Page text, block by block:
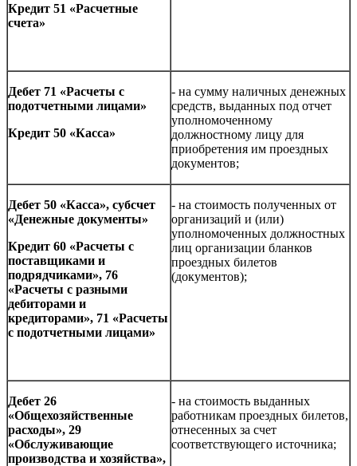
Кредит 51 «Расчетные
счета»
Дебет 71 «Расчеты с
подотчетными лицами»
Кредит 50 «Касса»
- на сумму наличных денежных
средств, выданных под отчет
уполномоченному
должностному лицу для
приобретения им проездных
документов;
Дебет 50 «Касса», субсчет
«Денежные документы»
Кредит 60 «Расчеты с
поставщиками и
подрядчиками», 76
«Расчеты с разными
дебиторами и
кредиторами», 71 «Расчеты
с подотчетными лицами»
- на стоимость полученных от
организаций и (или)
уполномоченных должностных
лиц организации бланков
проездных билетов
(документов);
Дебет 26
«Общехозяйственные
расходы», 29
«Обслуживающие
производства и хозяйства»,
- на стоимость выданных
работникам проездных билетов,
отнесенных за счет
соответствующего источника;